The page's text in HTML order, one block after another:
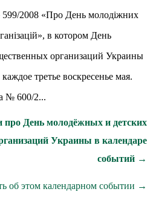
2008 «Про День молодіжних
в котором День
организаций Украины
третье воскресенье мая.
№ 600/2...
про День молодёжных и детских
Украины в календаре
событий →
об этом календарном событии →